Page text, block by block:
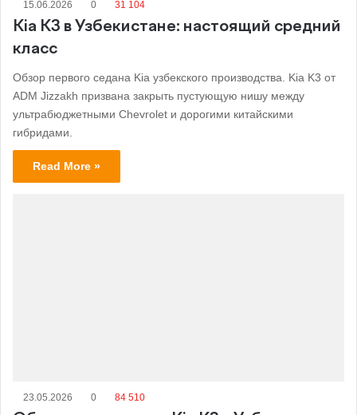
15.06.2026 0 31 104
Kia K3 в Узбекистане: настоящий средний
класс
Обзор первого седана Kia узбекского производства. Kia K3 от
ADM Jizzakh призвана закрыть пустующую нишу между
ультрабюджетными Chevrolet и дорогими китайскими
гибридами.
Read More »
23.05.2026 0 84 510